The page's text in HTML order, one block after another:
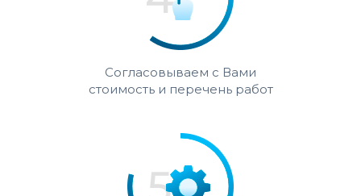
Согласовываем с Вами
стоимость и перечень работ